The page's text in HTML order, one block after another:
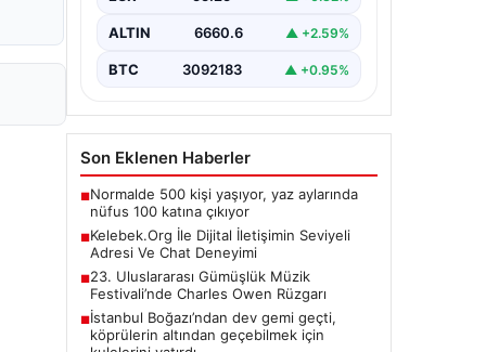
ALTIN 6660.6 ▲ +2.59%
BTC 3092183 ▲ +0.95%
Son Eklenen Haberler
■Normalde 500 kişi yaşıyor, yaz aylarında
nüfus 100 katına çıkıyor
■Kelebek.Org İle Dijital İletişimin Seviyeli
Adresi Ve Chat Deneyimi
■23. Uluslararası Gümüşlük Müzik
Festivali’nde Charles Owen Rüzgarı
■İstanbul Boğazı’ndan dev gemi geçti,
köprülerin altından geçebilmek için